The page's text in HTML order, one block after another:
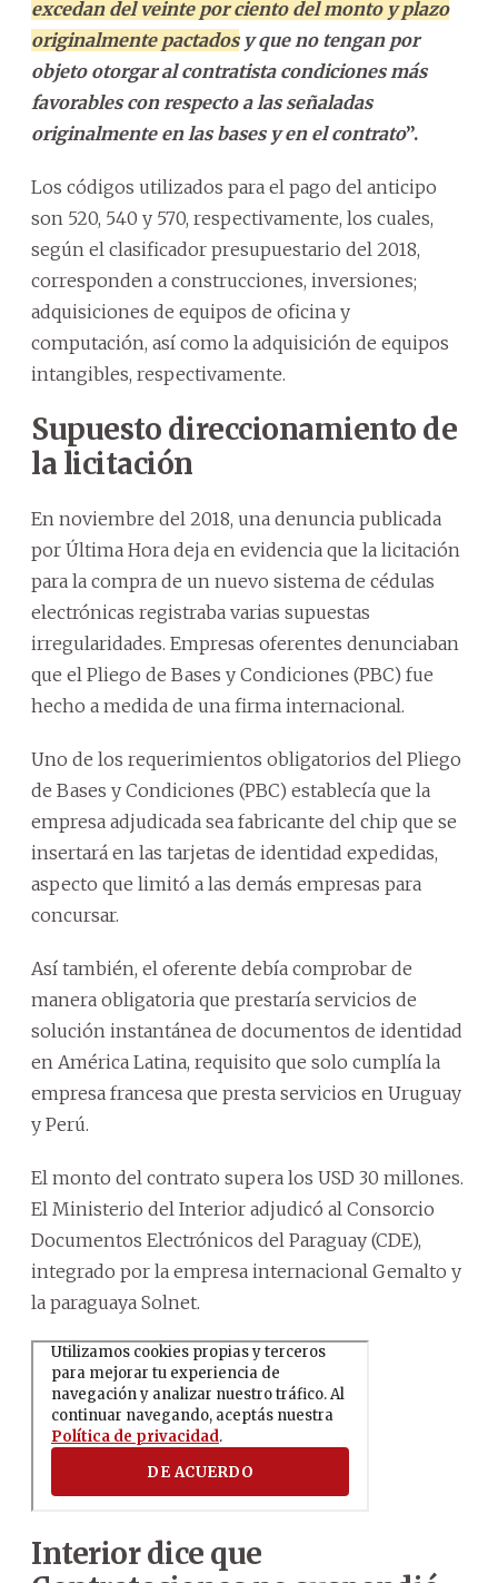
excedan del veinte por ciento del monto y plazo
originalmente pactadosy que no tengan por
objeto otorgar al contratista condiciones más
favorables con respecto a las señaladas
originalmente en las bases y en el contrato”.
Los códigos utilizados para el pago del anticipo
son 520, 540 y 570, respectivamente, los cuales,
según el clasificador presupuestario del 2018,
corresponden a construcciones, inversiones;
adquisiciones de equipos de oficina y
computación, así como la adquisición de equipos
intangibles, respectivamente.
Supuesto direccionamiento de
la licitación
En noviembre del 2018, una denuncia publicada
por Última Hora deja en evidencia que la licitación
para la compra de un nuevo sistema de cédulas
electrónicas registraba varias supuestas
irregularidades. Empresas oferentes denunciaban
que el Pliego de Bases y Condiciones (PBC) fue
hecho a medida de una firma internacional.
Uno de los requerimientos obligatorios del Pliego
de Bases y Condiciones (PBC) establecía que la
empresa adjudicada sea fabricante del chip que se
insertará en las tarjetas de identidad expedidas,
aspecto que limitó a las demás empresas para
concursar.
Así también, el oferente debía comprobar de
manera obligatoria que prestaría servicios de
solución instantánea de documentos de identidad
en América Latina, requisito que solo cumplía la
empresa francesa que presta servicios en Uruguay
y Perú.
El monto del contrato supera los USD 30 millones.
El Ministerio del Interior adjudicó al Consorcio
Documentos Electrónicos del Paraguay (CDE),
integrado por la empresa internacional Gemalto y
la paraguaya Solnet.
Interior dice que